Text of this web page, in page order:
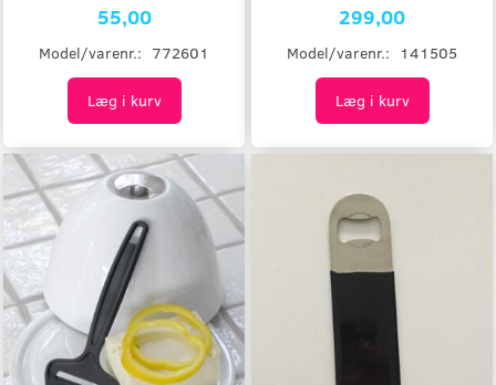
55,00
Model/varenr.: 772601
Læg i kurv
299,00
Model/varenr.: 141505
Læg i kurv